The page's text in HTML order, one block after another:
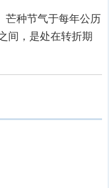
芒种节气于每年公历
间，是处在转折期